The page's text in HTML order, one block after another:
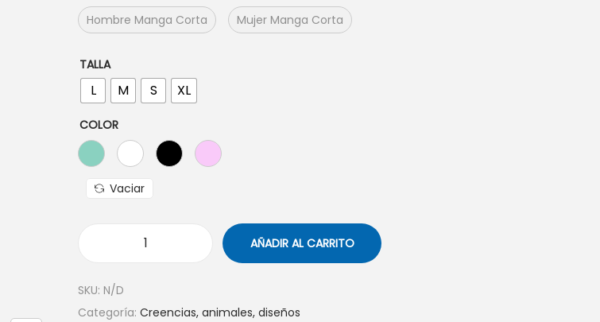
Hombre Manga Corta
Mujer Manga Corta
TALLA
L M S XL
COLOR
Vaciar
AÑADIR AL CARRITO
SKU: N/D
Categoría: Creencias, animales, diseños